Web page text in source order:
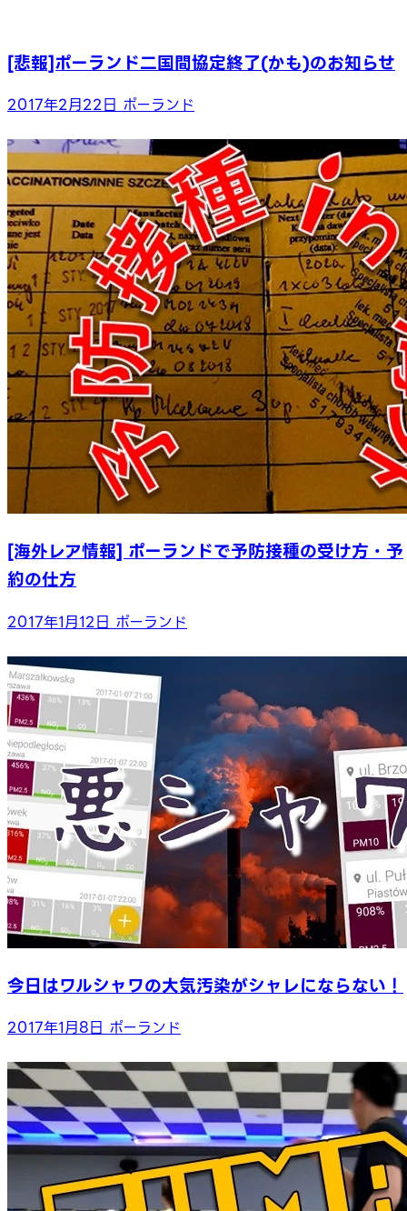
[悲報]ポーランド二国間協定終了(かも)のお知らせ
2017年2月22日 ポーランド
[海外レア情報] ポーランドで予防接種の受け方・予
約の仕方
2017年1月12日 ポーランド
今日はワルシャワの大気汚染がシャレにならない！
2017年1月8日 ポーランド